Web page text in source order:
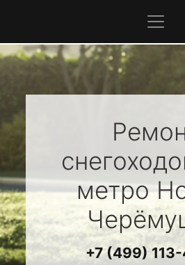
метро
+7 (499)